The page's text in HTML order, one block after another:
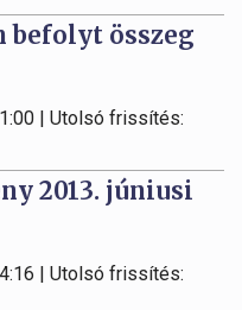
befolyt összeg
| Utolsó frissítés:
2013. júniusi
| Utolsó frissítés: